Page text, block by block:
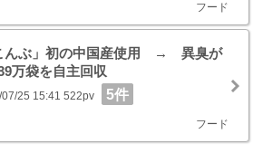
フード
んぶ」初の中国産使用 → 異臭が
万袋を自主回収
25 15:41 522pv 5件
フード